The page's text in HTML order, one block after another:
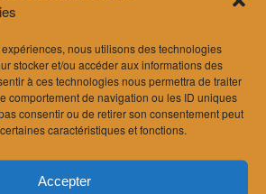
nous utilisons des technologies
stocker et/ou accéder aux informations des
à ces technologies nous permettra de traiter
comportement de navigation ou les ID uniques
consentir ou de retirer son consentement peut
caractéristiques et fonctions.
Accepter